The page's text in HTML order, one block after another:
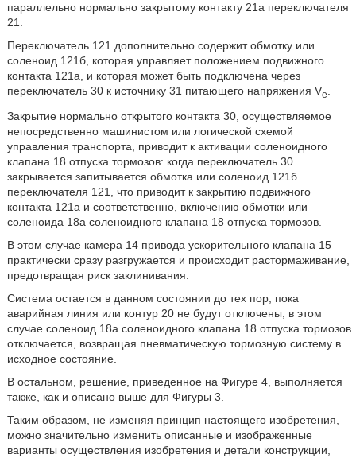
параллельно нормально закрытому контакту 21а переключателя
21.
Переключатель 121 дополнительно содержит обмотку или
соленоид 121б, которая управляет положением подвижного
контакта 121а, и которая может быть подключена через
переключатель 30 к источнику 31 питающего напряжения Ve.
Закрытие нормально открытого контакта 30, осуществляемое
непосредственно машинистом или логической схемой
управления транспорта, приводит к активации соленоидного
клапана 18 отпуска тормозов: когда переключатель 30
закрывается запитывается обмотка или соленоид 121б
переключателя 121, что приводит к закрытию подвижного
контакта 121а и соответственно, включению обмотки или
соленоида 18а соленоидного клапана 18 отпуска тормозов.
В этом случае камера 14 привода ускорительного клапана 15
практически сразу разгружается и происходит растормаживание,
предотвращая риск заклинивания.
Система остается в данном состоянии до тех пор, пока
аварийная линия или контур 20 не будут отключены, в этом
случае соленоид 18а соленоидного клапана 18 отпуска тормозов
отключается, возвращая пневматическую тормозную систему в
исходное состояние.
В остальном, решение, приведенное на Фигуре 4, выполняется
также, как и описано выше для Фигуры 3.
Таким образом, не изменяя принцип настоящего изобретения,
можно значительно изменить описанные и изображенные
варианты осуществления изобретения и детали конструкции,